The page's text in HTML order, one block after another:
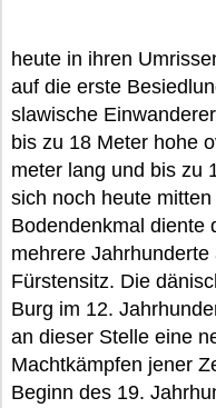
heute in ihren
auf die erste
slawische
bis zu 18 Meter hohe
meter lang und bis zu
sich noch heute
Bodendenkmal diente
mehrere
Fürstensitz. Die
Burg im 12.
an dieser Stelle eine
Machtkämpfen jener
Beginn des 19.